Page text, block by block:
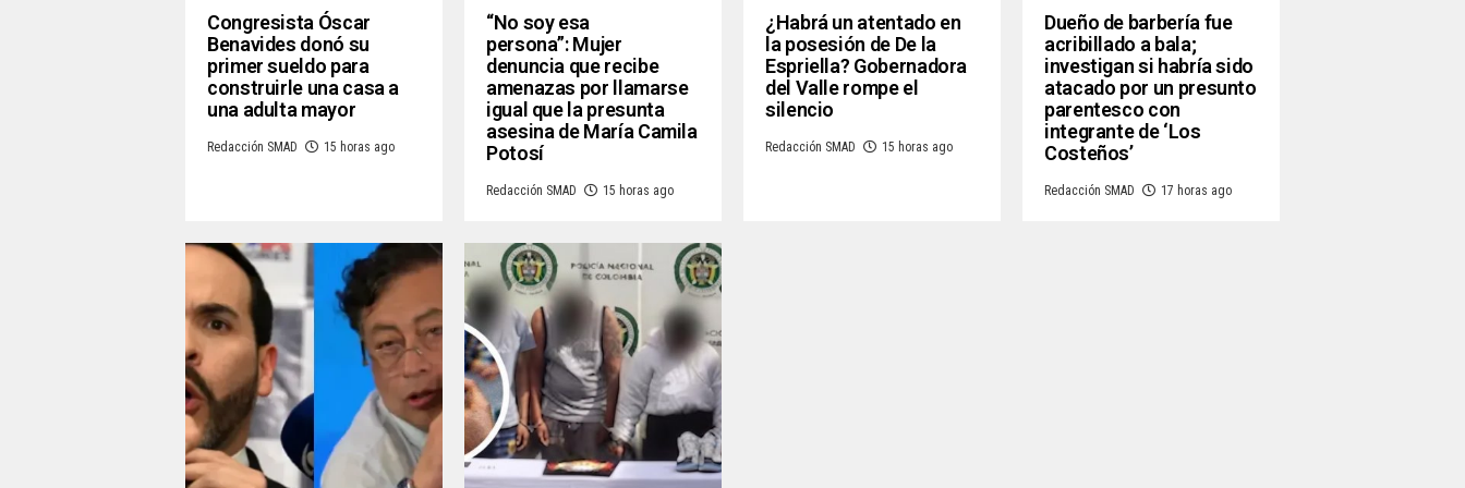
Congresista Óscar
Benavides donó su
primer sueldo para
construirle una casa a
una adulta mayor
Redacción SMAD 15 horas ago
“No soy esa
persona”: Mujer
denuncia que recibe
amenazas por llamarse
igual que la presunta
asesina de María Camila
Potosí
Redacción SMAD 15 horas ago
¿Habrá un atentado en
la posesión de De la
Espriella? Gobernadora
del Valle rompe el
silencio
Redacción SMAD 15 horas ago
Dueño de barbería fue
acribillado a bala;
investigan si habría sido
atacado por un presunto
parentesco con
integrante de ‘Los
Costeños’
Redacción SMAD 17 horas ago